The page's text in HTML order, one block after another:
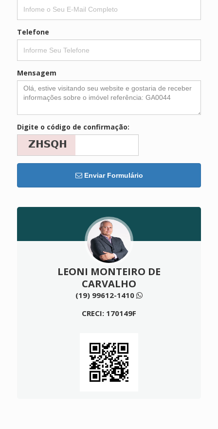
Telefone
Mensagem
Digite o código de confirmação:
Enviar Formulário
LEONI MONTEIRO DE
CARVALHO
(19) 99612-1410
CRECI: 170149F